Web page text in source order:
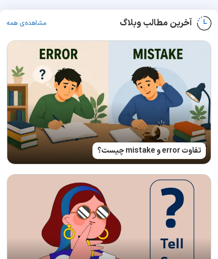
آخرین مطالب وبلاگ مشاهده‌ی همه
تفاوت error و mistake چیست؟